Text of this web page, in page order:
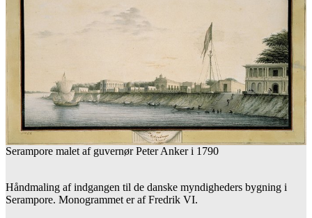
Serampore malet af guvernør Peter Anker i 1790
Håndmaling af indgangen til de danske myndigheders bygning i
Serampore. Monogrammet er af Fredrik VI.